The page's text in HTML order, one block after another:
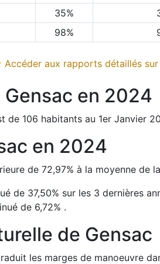
35%
98%
Accéder aux rapports détaillés sur
Gensac en 2024
de 106 habitants au 1er Janvier
en 2024
de 72,97% à la moyenne de
de 37,50% sur les 3 dernières
de 6,72% .
de Gensac
les marges de manoeuvre